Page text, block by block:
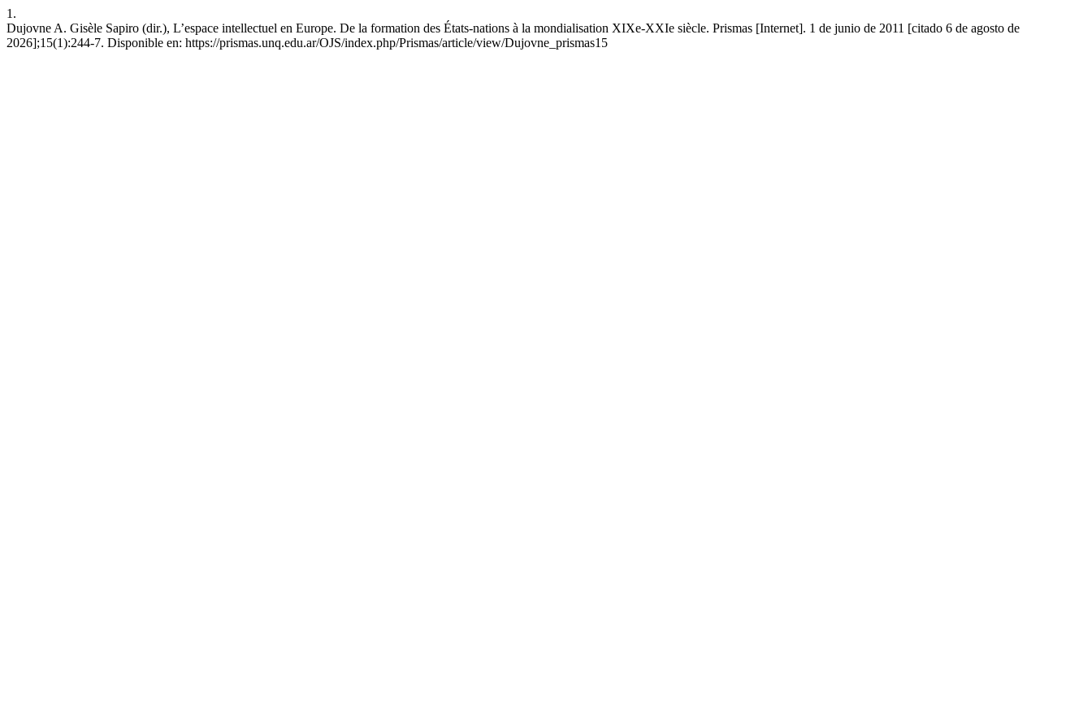
1.
Dujovne A. Gisèle Sapiro (dir.), L’espace intellectuel en Europe. De la formation des États-nations à la mondialisation XIXe-XXIe siècle. Prismas [Internet]. 1 de junio de 2011 [citado 6 de agosto de
2026];15(1):244-7. Disponible en: https://prismas.unq.edu.ar/OJS/index.php/Prismas/article/view/Dujovne_prismas15